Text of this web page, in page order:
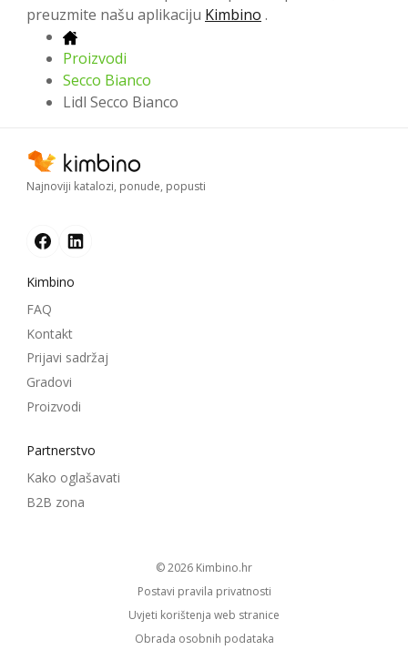
preuzmite našu aplikaciju Kimbino .
Proizvodi
Secco Bianco
Lidl Secco Bianco
Najnoviji katalozi, ponude, popusti
Kimbino
FAQ
Kontakt
Prijavi sadržaj
Gradovi
Proizvodi
Partnerstvo
Kako oglašavati
B2B zona
© 2026
kimbino.hr
Postavi pravila privatnosti
Uvjeti korištenja web stranice
Obrada osobnih podataka